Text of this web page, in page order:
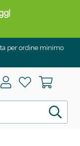
per ordine minimo